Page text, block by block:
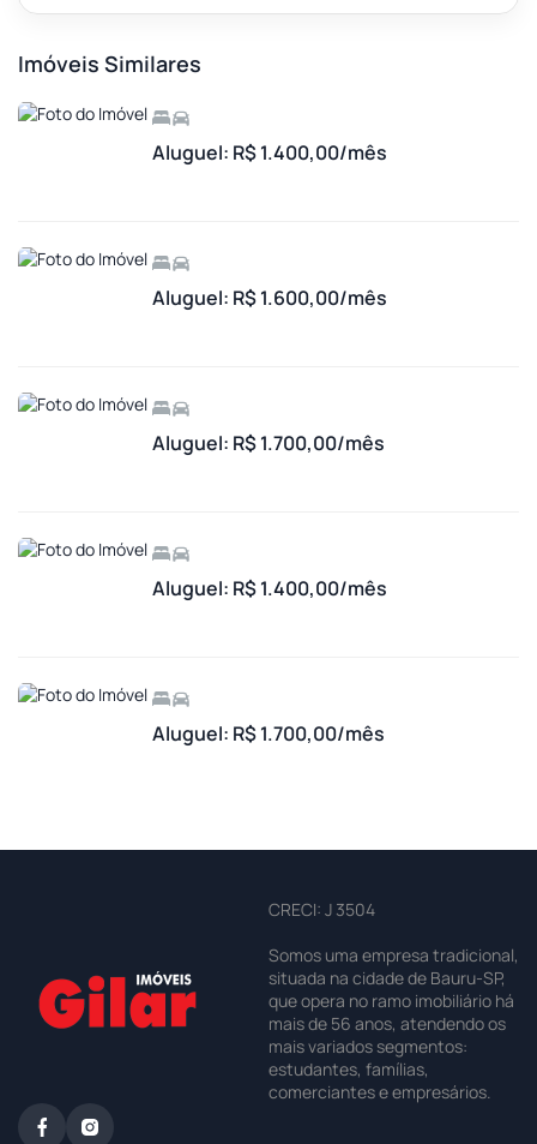
Imóveis Similares
Aluguel: R$ 1.400,00/mês
Aluguel: R$ 1.600,00/mês
Aluguel: R$ 1.700,00/mês
Aluguel: R$ 1.400,00/mês
Aluguel: R$ 1.700,00/mês
CRECI: J 3504
Somos uma empresa tradicional,
situada na cidade de Bauru-SP,
que opera no ramo imobiliário há
mais de 56 anos, atendendo os
mais variados segmentos:
estudantes, famílias,
comerciantes e empresários.